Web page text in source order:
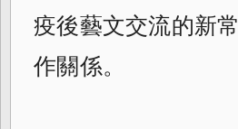
疫後藝文交流的新
作關係。